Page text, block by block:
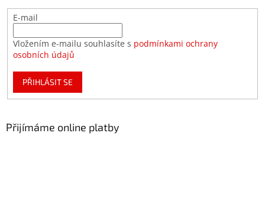
E-mail
Vložením e-mailu souhlasíte s podmínkami ochrany
osobních údajů
PŘIHLÁSIT SE
Přijímáme online platby